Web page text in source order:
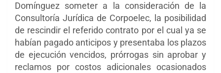
Domínguez someter a la consideración de la
Consultoría Jurídica de Corpoelec, la posibilidad
de rescindir el referido contrato por el cual ya se
habían pagado anticipos y presentaba los plazos
de ejecución vencidos, prórrogas sin aprobar y
reclamos por costos adicionales ocasionados